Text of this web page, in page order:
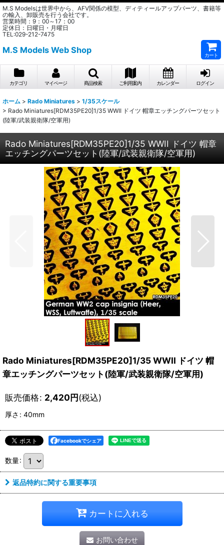
M.S Modelsは世界中から、AFV関係の模型、ディティールアップパーツ、書籍等
の輸入、卸販売を行う会社です。
営業時間：9：00～17：00
定休日：日曜日・月曜日
TEL:029-212-7475
M.S Models Web Shop
カート
カテゴリ マイページ 商品検索 ご利用案内 カレンダー ログイン
ホーム > Rado Miniatures > 1/35スケール
> Rado Miniatures[RDM35PE20]1/35 WWII ドイツ 帽章エッチングパーツセット
(陸軍/武装親衛隊/空軍用)
Rado Miniatures[RDM35PE20]1/35 WWII ドイツ 帽章
エッチングパーツセット(陸軍/武装親衛隊/空軍用)
Rado Miniatures[RDM35PE20]1/35 WWII ドイツ 帽
章エッチングパーツセット(陸軍/武装親衛隊/空軍用)
販売価格: 2,420円(税込)
厚さ : 40mm
Facebookでシェア
数量:
返品特約に関する重要事項
カートに入れる
お問い合わせ